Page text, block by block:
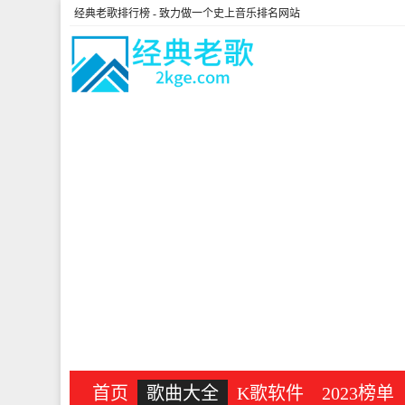
经典老歌排行榜 - 致力做一个史上音乐排名网站
首页 歌曲大全 K歌软件 2023榜单